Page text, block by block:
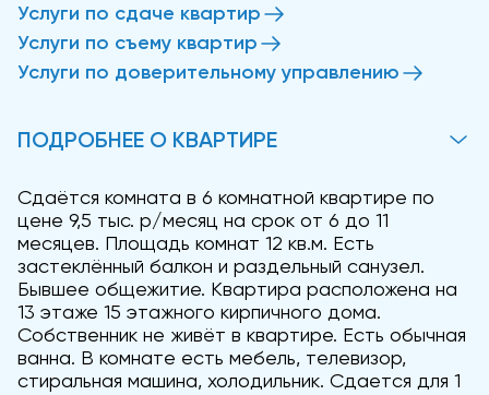
Услуги по сдаче квартир
Услуги по съему квартир
Услуги по доверительному управлению
ПОДРОБНЕЕ О КВАРТИРЕ
Сдаётся комната в 6 комнатной квартире по
цене 9,5 тыс. р/месяц на срок от 6 до 11
месяцев. Площадь комнат 12 кв.м. Есть
застеклённый балкон и раздельный санузел.
Бывшее общежитие. Квартира расположена на
13 этаже 15 этажного кирпичного дома.
Собственник не живёт в квартире. Есть обычная
ванна. В комнате есть мебель, телевизор,
стиральная машина, холодильник. Сдается для 1